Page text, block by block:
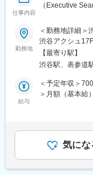
イス等
・集客施策など
営業企画的な志
スカウト媒体毎
スカウトメール
■キャリアパス：
・業界特有のオ
る面談の質の最
・最先端のAI/マ
仕事内容
（Executive
■業務内容
・大手人材紹介
握
・お客様のビズ
分析
・お客様の事業
※下記追加の業
め、ご経験やキ
勤務地
＜勤務地詳細＞
渋谷アクシュ
内に喫煙可能場
ートワーク含む
【最寄り駅】
渋谷駅、表参道
給与
＜予定年収＞
＞月額（基本給
給与詳細は相談
す。■給与改定
でも目安の金額
す。月給(月額)
気にな